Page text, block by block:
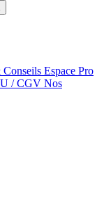
Espace Pro
/ CGV Nos